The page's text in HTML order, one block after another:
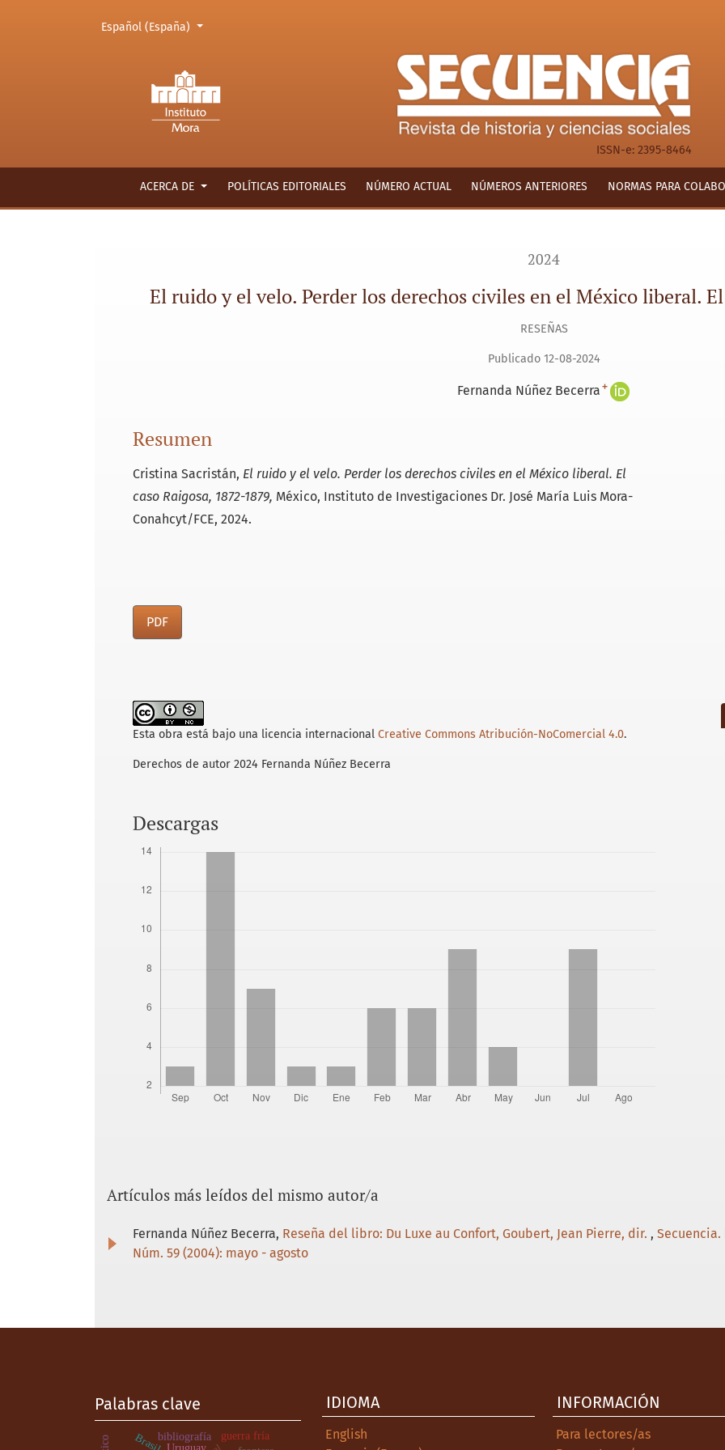
El ruido y el velo. Perder los derechos civiles en el México liberal. El caso Raigosa, 1872-1879
ISSN-e: 2395-8464
Cambiar el idioma. El actual es:
Español (España)
ACERCA DE POLÍTICAS EDITORIALES NÚMERO ACTUAL NÚMEROS ANTERIORES NORMAS PARA
2024
El ruido y el velo. Perder los derechos civiles en el México liberal.
RESEÑAS
Publicado 12-08-2024
Fernanda Núñez Becerra +
Resumen
Cristina Sacristán, El ruido y el velo. Perder los derechos civiles en el México liberal. El
caso Raigosa, 1872-1879, México, Instituto de Investigaciones Dr. José María Luis Mora-
Conahcyt/FCE, 2024.
PDF
Esta obra está bajo una licencia internacional Creative Commons Atribución-NoComercial 4.0.
Derechos de autor 2024 Fernanda Núñez Becerra
Descargas
Artículos más leídos del mismo autor/a
Fernanda Núñez Becerra, Reseña del libro: Du Luxe au Confort, Goubert, Jean Pierre, dir. ,
Núm. 59 (2004): mayo - agosto
Palabras clave
Brasilbibliografía
guerra fría
IDIOMA
English
INFORMACIÓN
Para lectores/as